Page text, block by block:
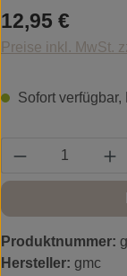
Regulärer Preis:
12,95 €
Preise inkl. MwSt.
Sofort verfügbar,
Produkt
Produktnummer:
Hersteller: gmc